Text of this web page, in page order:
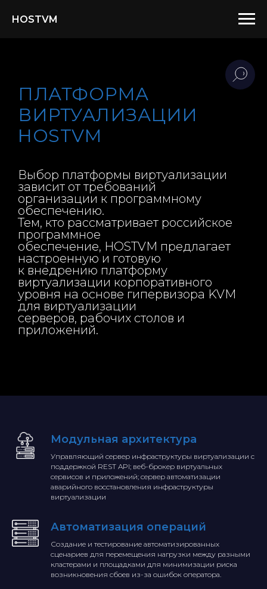
HOSTVM
ПЛАТФОРМА
ВИРТУАЛИЗАЦИИ
HOSTVM
Выбор платформы виртуализации
зависит от требований
организации к программному
обеспечению.
Тем, кто рассматривает российское
программное
обеспечение, HOSTVM предлагает
настроенную и готовую
к внедрению платформу
виртуализации корпоративного
уровня на основе гипервизора KVM
для виртуализации
серверов, рабочих столов и
приложений.
Модульная архитектура
Управляющий сервер инфраструктуры виртуализации с
поддержкой REST API; веб-брокер виртуальных
сервисов и приложений; сервер автоматизации
аварийного восстановления инфраструктуры
виртуализации
Автоматизация операций
Создание и тестирование автоматизированных
сценариев для перемещения нагрузки между разными
кластерами и площадками для минимизации риска
возникновения сбоев из-за ошибок оператора.